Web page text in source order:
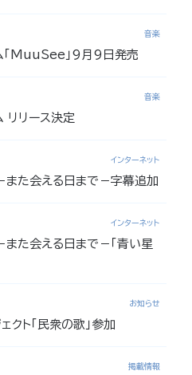
音楽
「MuuSee」9月9日発売
音楽
リリース決定
インターネット
た会える日まで－字幕追加
インターネット
会える日まで－「青い星
お知らせ
ト「民衆の歌」参加
掲載情報